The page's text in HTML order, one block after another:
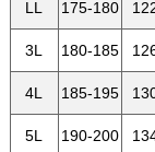
LL 175-180
3L 180-185
4L 185-195
5L 190-200